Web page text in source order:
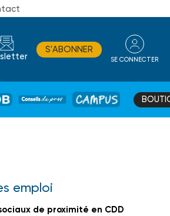
S'ABONNER
SE CONNECTER
DE
CAMPUS
emploi
de proximité en CDD